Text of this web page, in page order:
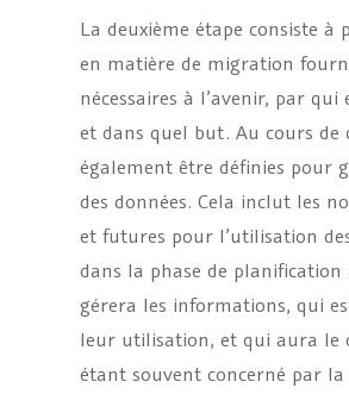
La deuxième étape consiste à
en matière de migration
nécessaires à l’avenir, par
et dans quel but. Au cours de
également être définies pour
des données. Cela inclut les
et futures pour l’utilisation
dans la phase de
gérera les informations, qui
leur utilisation, et qui aura le
étant souvent concerné par